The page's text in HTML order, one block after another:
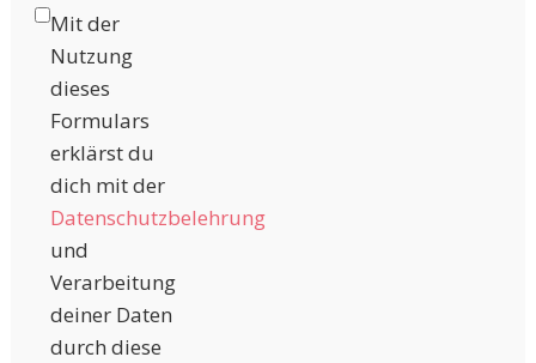
Mit der
Nutzung
dieses
Formulars
erklärst du
dich mit der
Datenschutzbelehrung
und
Verarbeitung
deiner Daten
durch diese